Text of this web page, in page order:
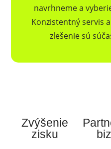
navrhneme a
Konzistentný servis
zlešenie sú
Zvýšenie
zisku